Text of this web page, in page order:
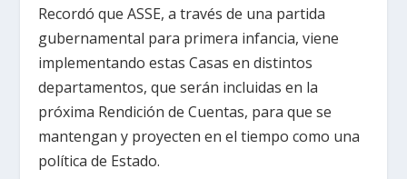
Recordó que ASSE, a través de una partida
gubernamental para primera infancia, viene
implementando estas Casas en distintos
departamentos, que serán incluidas en la
próxima Rendición de Cuentas, para que se
mantengan y proyecten en el tiempo como una
política de Estado.